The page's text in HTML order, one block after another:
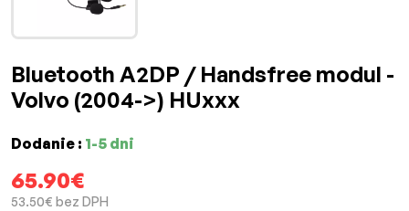
Bluetooth A2DP / Handsfree modul -
Volvo (2004->) HUxxx
Dodanie : 1-5 dni
65.90€
53.50€ bez DPH